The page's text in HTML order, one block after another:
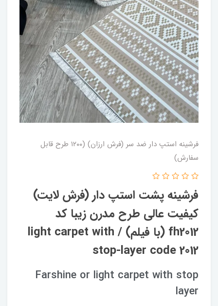
فرشینه استپ دار ضد سر (فرش ارزان) (۱۲۰۰ طرح قابل
سفارش)
فرشینه پشت استپ دار (فرش لایت)
کیفیت عالی طرح مدرن زیبا کد
fh2012 (با فیلم) / light carpet with
stop-layer code 2012
Farshine or light carpet with stop
layer